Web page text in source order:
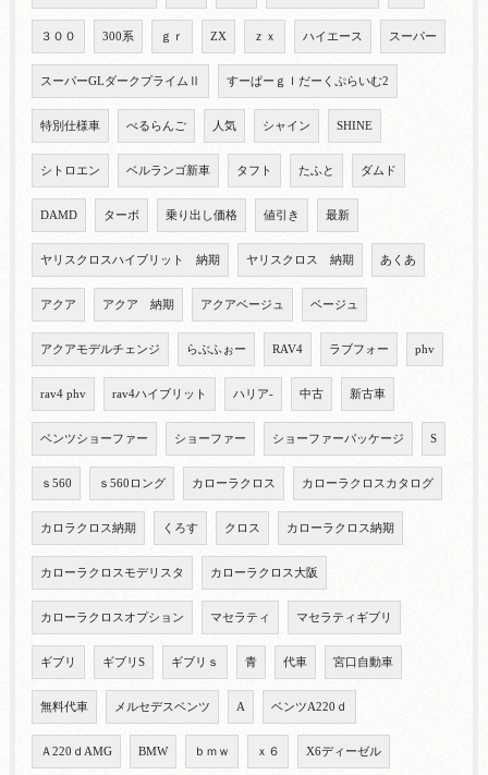
３００ 300系 ｇｒ ZX ｚｘ ハイエース スーパー
スーパーGLダークプライムⅡ すーぱーｇｌだーくぷらいむ2
特別仕様車 べるらんご 人気 シャイン SHINE
シトロエン ベルランゴ新車 タフト たふと ダムド
DAMD ターボ 乗り出し価格 値引き 最新
ヤリスクロスハイブリット 納期 ヤリスクロス 納期 あくあ
アクア アクア 納期 アクアベージュ ベージュ
アクアモデルチェンジ らぶふぉー RAV4 ラブフォー phv
rav4 phv rav4ハイブリット ハリア- 中古 新古車
ベンツショーファー ショーファー ショーファーパッケージ S
ｓ560 ｓ560ロング カローラクロス カローラクロスカタログ
カロラクロス納期 くろす クロス カローラクロス納期
カローラクロスモデリスタ カローラクロス大阪
カローラクロスオプション マセラティ マセラティギブリ
ギブリ ギブリS ギブリｓ 青 代車 宮口自動車
無料代車 メルセデスベンツ A ベンツA220ｄ
Ａ220ｄAMG BMW ｂｍｗ ｘ６ X6ディーゼル